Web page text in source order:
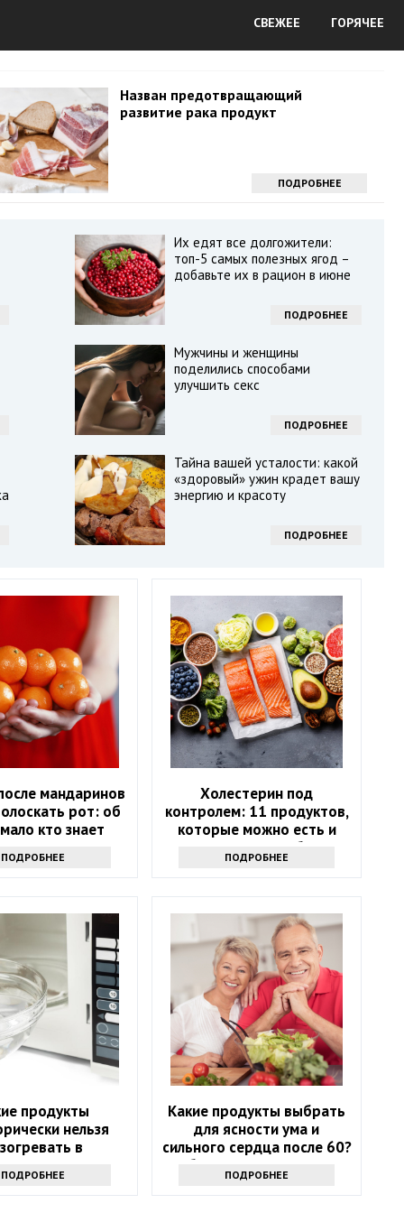
СВЕЖЕЕ ГОРЯЧЕЕ
Назван предотвращающий
развитие рака продукт
ПОДРОБНЕЕ
Их едят все долгожители:
топ-5 самых полезных ягод –
добавьте их в рацион в июне
ПОДРОБНЕЕ
Мужчины и женщины
поделились способами
улучшить секс
ПОДРОБНЕЕ
Тайна вашей усталости: какой
«здоровый» ужин крадет вашу
энергию и красоту
ПОДРОБНЕЕ
мандаринов
рот: об
кто знает
ПОДРОБНЕЕ
Холестерин под
контролем: 11 продуктов,
которые можно есть и
которых стоит избегать
ПОДРОБНЕЕ
продукты
нельзя
в
экспертов
ПОДРОБНЕЕ
Какие продукты выбрать
для ясности ума и
сильного сердца после 60?
Обратите внимание на
этот список
ПОДРОБНЕЕ